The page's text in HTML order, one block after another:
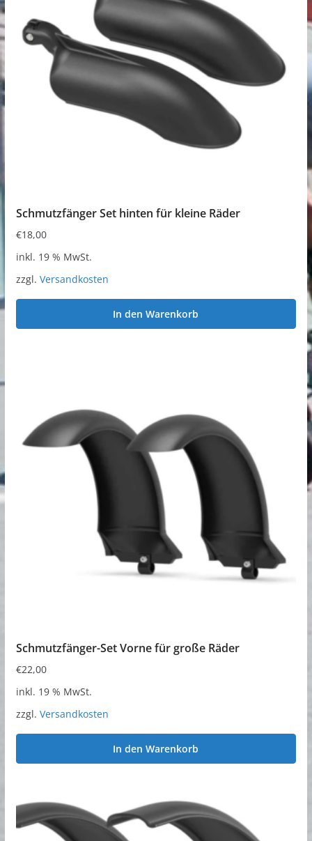
Schmutzfänger Set hinten für kleine Räder
€18,00
inkl. 19 % MwSt.
zzgl. Versandkosten
In den Warenkorb
Schmutzfänger-Set Vorne für große Räder
€22,00
inkl. 19 % MwSt.
zzgl. Versandkosten
In den Warenkorb